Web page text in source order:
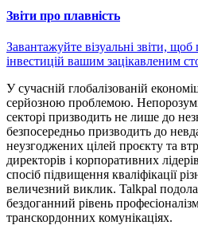
Звіти про плавність
Завантажуйте візуальні звіти, щоб
інвестицій вашим зацікавленим
У сучасній глобалізованій
серйозною проблемою.
секторі призводить не лише до
безпосередньо призводить до
неузгоджених цілей проєкту та
директорів і корпоративних
спосіб підвищення кваліфікації
величезний виклик. Talkpal
бездоганний рівень
транскордонних комунікаціях.